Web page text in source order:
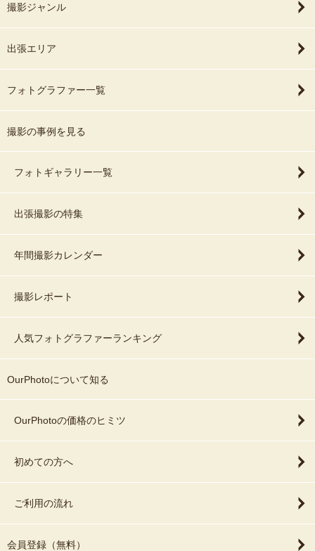
撮影ジャンル
出張エリア
フォトグラファー一覧
撮影の事例を見る
フォトギャラリー一覧
出張撮影の特集
年間撮影カレンダー
撮影レポート
人気フォトグラファーランキング
OurPhotoについて知る
OurPhotoの価格のヒミツ
初めての方へ
ご利用の流れ
会員登録（無料）